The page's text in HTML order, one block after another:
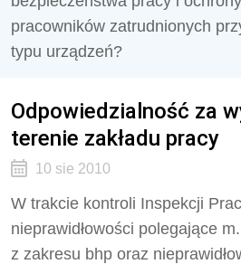
pracowników zatrudnionych
typu urządzeń?
Odpowiedzialność za
terenie zakładu pracy
10 sie 2010
W trakcie kontroli Inspekcji
nieprawidłowości polegające
z zakresu bhp oraz